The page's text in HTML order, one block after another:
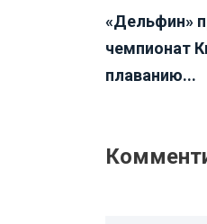
«Дельфин»
чемпионат
плаванию...